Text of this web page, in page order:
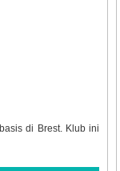
di Brest. Klub ini